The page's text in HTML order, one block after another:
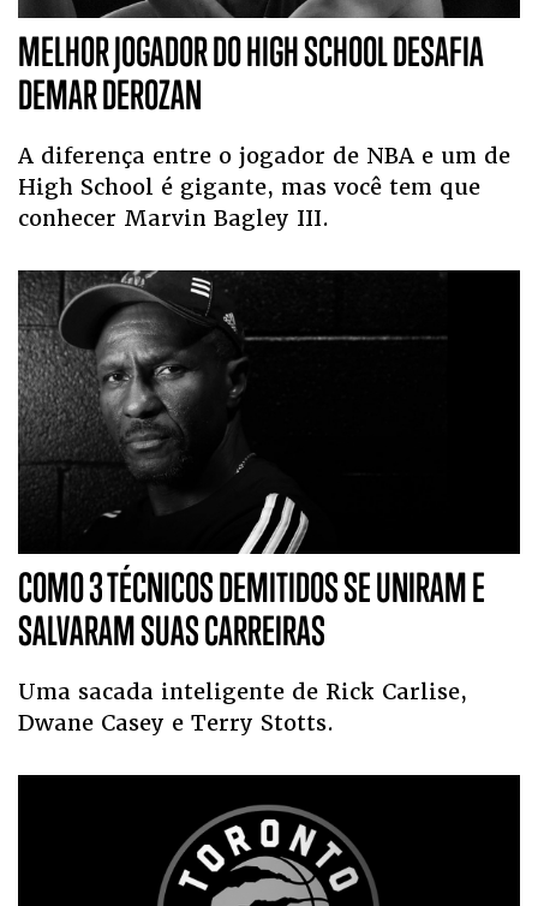
MELHOR JOGADOR DO HIGH SCHOOL DESAFIA
DEMAR DEROZAN
A diferença entre o jogador de NBA e um de
High School é gigante, mas você tem que
conhecer Marvin Bagley III.
COMO 3 TÉCNICOS DEMITIDOS SE UNIRAM E
SALVARAM SUAS CARREIRAS
Uma sacada inteligente de Rick Carlise,
Dwane Casey e Terry Stotts.